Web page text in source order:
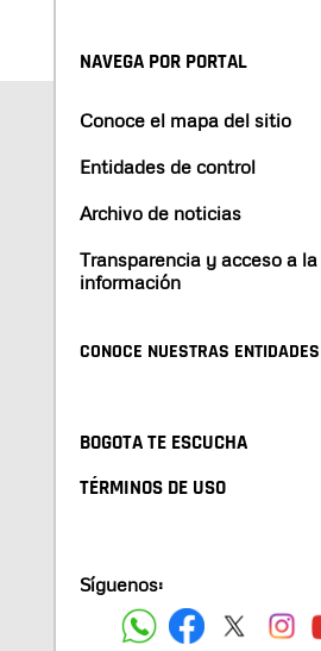
NAVEGA POR PORTAL
Conoce el mapa del sitio
Entidades de control
Archivo de noticias
Transparencia y acceso a la
información
CONOCE NUESTRAS ENTIDADES
BOGOTA TE ESCUCHA
TÉRMINOS DE USO
Síguenos: